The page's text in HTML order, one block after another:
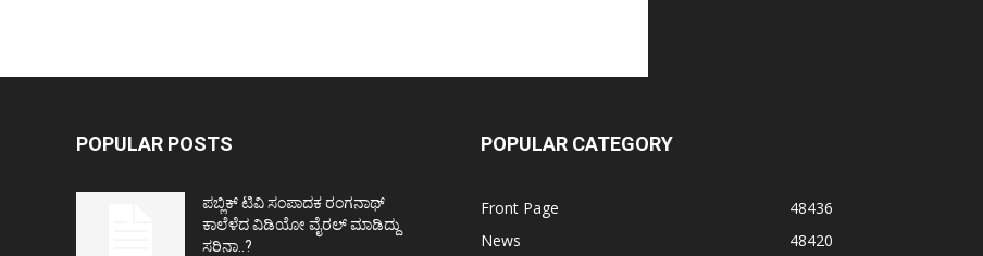
POPULAR POSTS
ಪಬ್ಲಿಕ್ ಟಿವಿ ಸಂಪಾದಕ ರಂಗನಾಥ್
ಕಾಲೆಳೆದ ವಿಡಿಯೋ ವೈರಲ್ ಮಾಡಿದ್ದು
ಸರಿನಾ..?
POPULAR CATEGORY
Front Page
48436
News
48420